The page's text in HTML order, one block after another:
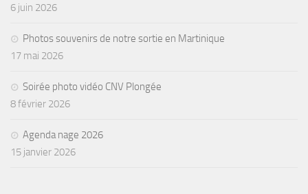
Sorties 2014
BIO SUB
Environnement et Biologie Sub
Formations
Lac Merveilleux
AUDIOVISUEL
6 juin 2026
Photos souvenirs de notre sortie en Martinique
17 mai 2026
Soirée photo vidéo CNV Plongée
8 février 2026
Agenda nage 2026
15 janvier 2026